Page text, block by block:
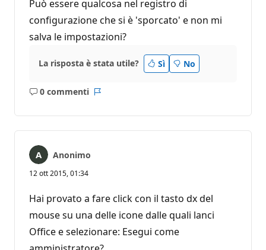
Può essere qualcosa nel registro di
configurazione che si è 'sporcato' e non mi
salva le impostazioni?
La risposta è stata utile? Sì No
0 commenti
Nessun
Anonimo
12 ott 2015, 01:34
Hai provato a fare click con il tasto dx del
mouse su una delle icone dalle quali lanci
Office e selezionare: Esegui come